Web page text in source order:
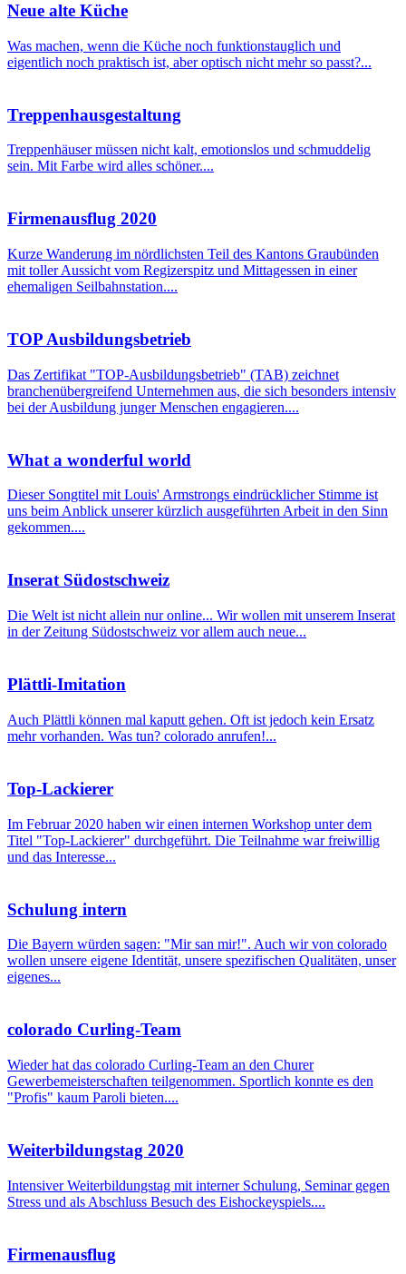
Neue alte Küche
Was machen, wenn die Küche noch funktionstauglich und
eigentlich noch praktisch ist, aber optisch nicht mehr so passt?...
Treppenhausgestaltung
Treppenhäuser müssen nicht kalt, emotionslos und schmuddelig
sein. Mit Farbe wird alles schöner....
Firmenausflug 2020
Kurze Wanderung im nördlichsten Teil des Kantons Graubünden
mit toller Aussicht vom Regizerspitz und Mittagessen in einer
ehemaligen Seilbahnstation....
TOP Ausbildungsbetrieb
Das Zertifikat "TOP-Ausbildungsbetrieb" (TAB) zeichnet
branchenübergreifend Unternehmen aus, die sich besonders intensiv
bei der Ausbildung junger Menschen engagieren....
What a wonderful world
Dieser Songtitel mit Louis' Armstrongs eindrücklicher Stimme ist
uns beim Anblick unserer kürzlich ausgeführten Arbeit in den Sinn
gekommen....
Inserat Südostschweiz
Die Welt ist nicht allein nur online... Wir wollen mit unserem Inserat
in der Zeitung Südostschweiz vor allem auch neue...
Plättli-Imitation
Auch Plättli können mal kaputt gehen. Oft ist jedoch kein Ersatz
mehr vorhanden. Was tun? colorado anrufen!...
Top-Lackierer
Im Februar 2020 haben wir einen internen Workshop unter dem
Titel "Top-Lackierer" durchgeführt. Die Teilnahme war freiwillig
und das Interesse...
Schulung intern
Die Bayern würden sagen: "Mir san mir!". Auch wir von colorado
wollen unsere eigene Identität, unsere spezifischen Qualitäten, unser
eigenes...
colorado Curling-Team
Wieder hat das colorado Curling-Team an den Churer
Gewerbemeisterschaften teilgenommen. Sportlich konnte es den
"Profis" kaum Paroli bieten....
Weiterbildungstag 2020
Intensiver Weiterbildungstag mit interner Schulung, Seminar gegen
Stress und als Abschluss Besuch des Eishockeyspiels....
Firmenausflug